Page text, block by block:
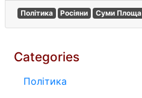
Політика Росіяни Суми Площа
Categories
Політика